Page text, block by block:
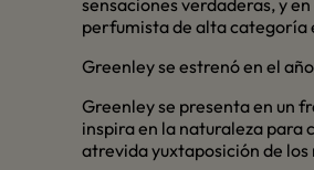
sensaciones verdaderas, y
perfumista de alta categoría
Greenley se estrenó en el
Greenley se presenta en un
inspira en la naturaleza para
atrevida yuxtaposición de